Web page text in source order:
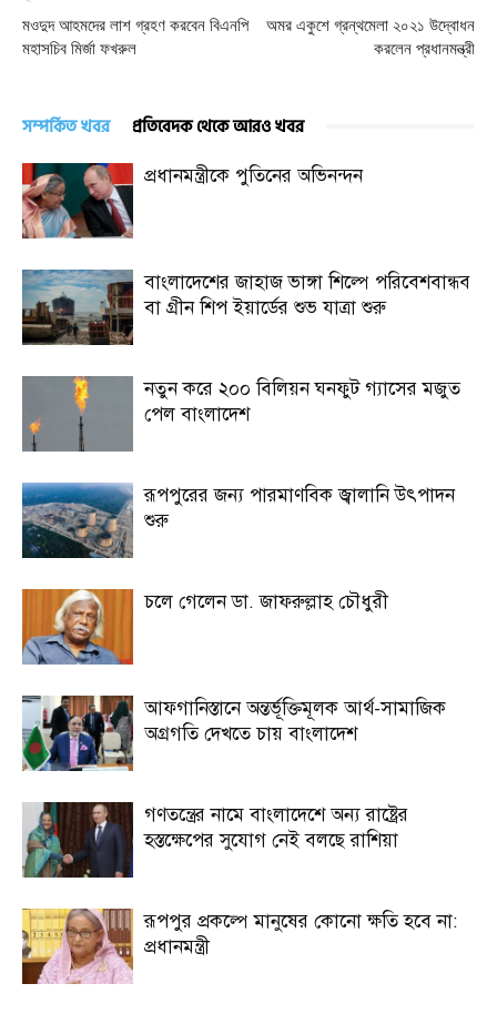
মওদুদ আহমদের লাশ গ্রহণ করবেন বিএনপি
মহাসচিব মির্জা ফখরুল
অমর একুশে গ্রন্থমেলা ২০২১ উদ্বোধন
করলেন প্রধানমন্ত্রী
সম্পর্কিত খবর প্রতিবেদক থেকে আরও খবর
প্রধানমন্ত্রীকে পুতিনের অভিনন্দন
বাংলাদেশের জাহাজ ভাঙ্গা শিল্পে পরিবেশবান্ধব
বা গ্রীন শিপ ইয়ার্ডের শুভ যাত্রা শুরু
নতুন করে ২০০ বিলিয়ন ঘনফুট গ্যাসের মজুত
পেল বাংলাদেশ
রূপপুরের জন্য পারমাণবিক জ্বালানি উৎপাদন
শুরু
চলে গেলেন ডা. জাফরুল্লাহ চৌধুরী
আফগানিস্তানে অন্তর্ভূক্তিমূলক আর্থ-সামাজিক
অগ্রগতি দেখতে চায় বাংলাদেশ
গণতন্ত্রের নামে বাংলাদেশে অন্য রাষ্ট্রের
হস্তক্ষেপের সুযোগ নেই বলছে রাশিয়া
রূপপুর প্রকল্পে মানুষের কোনো ক্ষতি হবে না:
প্রধানমন্ত্রী